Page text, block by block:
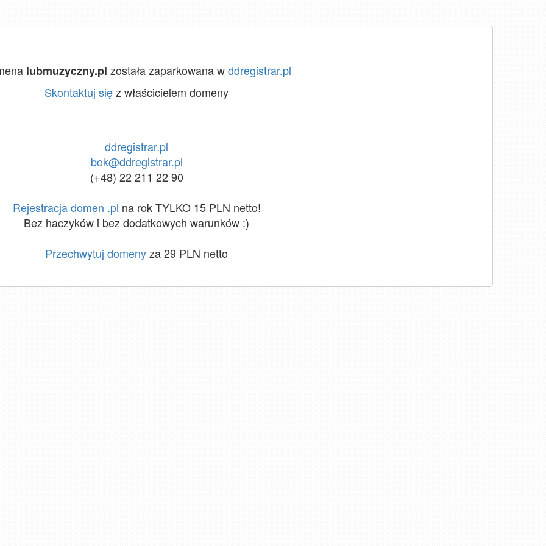
lubmuzyczny.pl została zaparkowana wddregistrar.pl
Skontaktuj sięz właścicielem domeny
ddregistrar.pl
bok@ddregistrar.pl
(+48) 22 211 22 90
Rejestracja domen .pl na rok TYLKO 15 PLN netto!
Bez haczyków i bez dodatkowych warunków :)
Przechwytuj domenyza 29 PLN netto